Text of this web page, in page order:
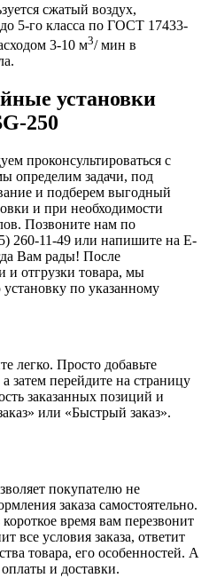
сжатый воздух,
5-го класса по ГОСТ 17433-
3-10 м3/ мин в
установки
250
проконсультироваться с
определим задачи, под
и подберем выгодный
и при необходимости
Позвоните нам по
260-11-49 или напишите на E-
Вам рады! После
и отгрузки товара, мы
по указанному
легко. Просто добавьте
затем перейдите на страницу
заказанных позиций и
или «Быстрый заказ».
покупателю не
заказа самостоятельно.
время вам перезвонит
все условия заказа, ответит
товара, его особенностей. А
и доставки.